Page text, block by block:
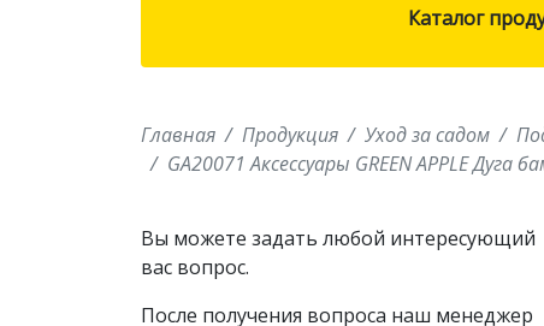
Каталог
Главная Продукция Уход за садом
GA20071 Аксессуары GREEN APPLE Дуга
Вы можете задать любой интересующий
вас вопрос.
После получения вопроса наш менеджер